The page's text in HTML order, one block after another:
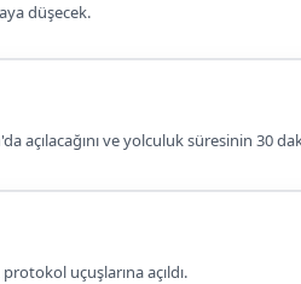
düşecek.
açılacağını ve yolculuk süresinin 30
uçuşlarına açıldı.